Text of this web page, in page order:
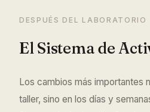
DESPUÉS DEL LABORATORIO
El Sistema de
Los cambios más importantes
taller, sino en los días y